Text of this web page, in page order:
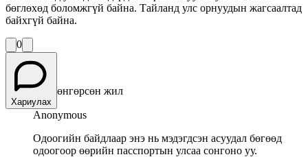
бөглөхөд боломжгүй байна. Тайланд улс орнуудын жагсаалтад
байхгүй байна.
0
Хариулах
өнгөрсөн жил
Anonymous
Одоогийн байдлаар энэ нь мэдэгдсэн асуудал бөгөөд
одоогоор өөрийн пасспортын улсаа сонгоно уу.